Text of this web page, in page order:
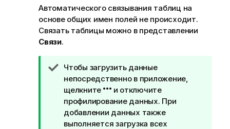
Автоматического связывания таблиц на
основе общих имен полей не происходит.
Связать таблицы можно в представлении
Связи.
П
р
и
м
е
ч
Чтобы загрузить данные
непосредственно в приложение,
щелкните
и отключите
профилирование данных. При
добавлении данных также
выполняется загрузка всех